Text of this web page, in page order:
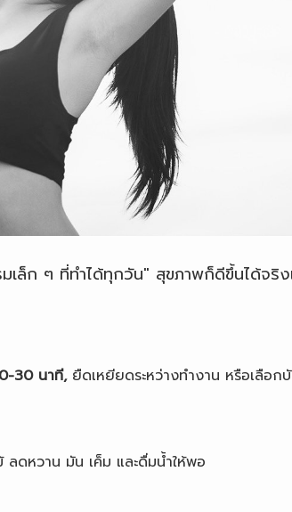
ก ๆ ที่ทำได้ทุกวัน" สุขภาพก็ดีขึ้นได้จริง
30 นาที, ยืดเหยียดระหว่างทำงาน หรือเลือก
ดหวาน มัน เค็ม และดื่มน้ำให้พอ